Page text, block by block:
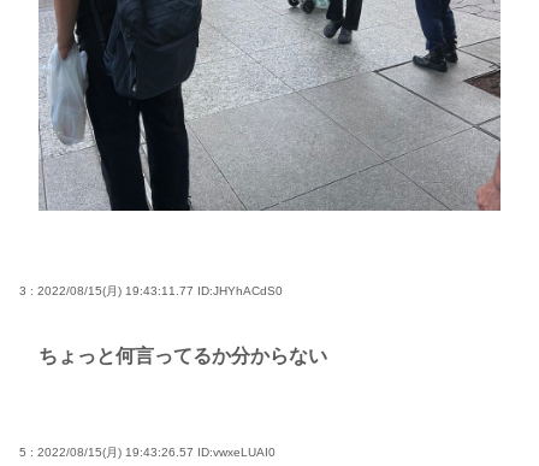
3 : 2022/08/15(月) 19:43:11.77 ID:JHYhACdS0
ちょっと何言ってるか分からない
5 : 2022/08/15(月) 19:43:26.57 ID:vwxeLUAI0